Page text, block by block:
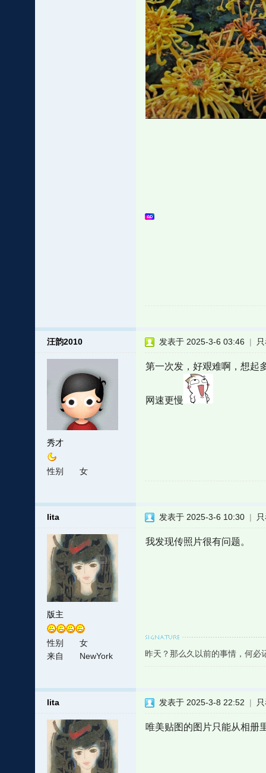
汪韵2010
秀才
性别 女
发表于 2025-3-6 03:46 |
第一次发，好艰难啊，想起
网速更慢
lita
版主
性别
女
来自
NewYork
发表于 2025-3-6 10:30 |
我发现传照片很有问题。
昨天？那么久以前的事情，何必
lita 发表于 2025-3-8 22:52 |
唯美贴图的图片只能从相册